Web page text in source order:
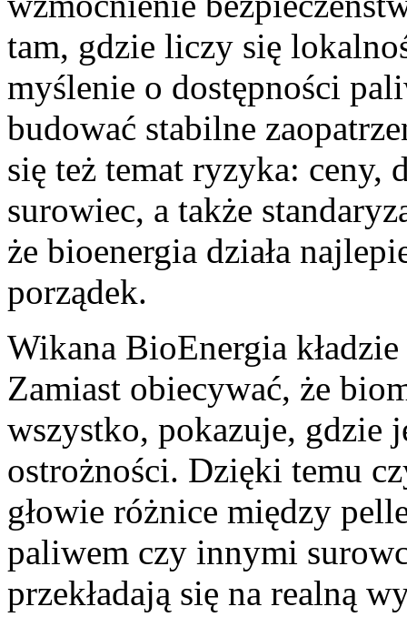
tam, gdzie liczy się
myślenie o dostępności
budować stabilne
się też temat ryzyka: ceny,
surowiec, a także
że bioenergia działa
porządek.
Wikana BioEnergia
Zamiast obiecywać, że
wszystko, pokazuje, gdzie
ostrożności. Dzięki temu
głowie różnice między
paliwem czy innymi
przekładają się na realną